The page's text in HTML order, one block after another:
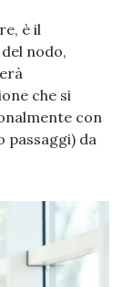
è il
nodo,
che si
con
passaggi) da